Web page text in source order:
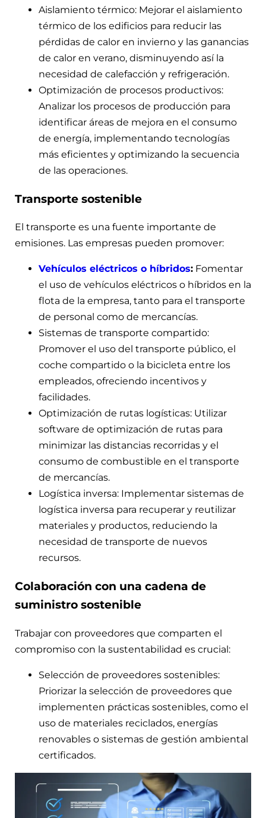
Aislamiento térmico: Mejorar el aislamiento
térmico de los edificios para reducir las
pérdidas de calor en invierno y las ganancias
de calor en verano, disminuyendo así la
necesidad de calefacción y refrigeración.
Optimización de procesos productivos:
Analizar los procesos de producción para
identificar áreas de mejora en el consumo
de energía, implementando tecnologías
más eficientes y optimizando la secuencia
de las operaciones.
Transporte sostenible
El transporte es una fuente importante de
emisiones. Las empresas pueden promover:
Vehículos eléctricos o híbridos: Fomentar
el uso de vehículos eléctricos o híbridos en la
flota de la empresa, tanto para el transporte
de personal como de mercancías.
Sistemas de transporte compartido:
Promover el uso del transporte público, el
coche compartido o la bicicleta entre los
empleados, ofreciendo incentivos y
facilidades.
Optimización de rutas logísticas: Utilizar
software de optimización de rutas para
minimizar las distancias recorridas y el
consumo de combustible en el transporte
de mercancías.
Logística inversa: Implementar sistemas de
logística inversa para recuperar y reutilizar
materiales y productos, reduciendo la
necesidad de transporte de nuevos
recursos.
Colaboración con una cadena de
suministro sostenible
Trabajar con proveedores que comparten el
compromiso con la sustentabilidad es crucial:
Selección de proveedores sostenibles:
Priorizar la selección de proveedores que
implementen prácticas sostenibles, como el
uso de materiales reciclados, energías
renovables o sistemas de gestión ambiental
certificados.